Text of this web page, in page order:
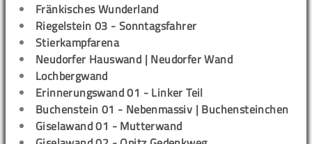
Fränkisches Wunderland
Riegelstein 03 - Sonntagsfahrer
Stierkampfarena
Neudorfer Hauswand | Neudorfer Wand
Lochbergwand
Erinnerungswand 01 - Linker Teil
Buchenstein 01 - Nebenmassiv | Buchensteinchen
Giselawand 01 - Mutterwand